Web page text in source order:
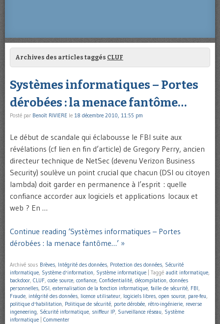
Archives des articles taggés CLUF
Systèmes informatiques – Portes
dérobées : la menace fantôme…
Posté par Benoît RIVIERE le 18 décembre 2010, 11:55 pm
Le début de scandale qui éclabousse le FBI suite aux
révélations (cf lien en fin d’article) de Gregory Perry, ancien
directeur technique de NetSec (devenu Verizon Business
Security) soulève un point crucial que chacun (DSI ou citoyen
lambda) doit garder en permanence à l’esprit : quelle
confiance accorder aux logiciels et applications locaux et
web ? En …
Continue reading ‘Systèmes informatiques – Portes
dérobées : la menace fantôme…’ »
Archivé sous Brèves, Intégrité des données, Protection des données, Sécurité
informatique, Système d'information, Système informatique Taggé audit informatique,
backdoor, CLUF, code source, confiance, Confidentialité, décompilation, données
personnelles, DSI, externalisation de la fonction informatique, faille de sécurité, FBI,
Fraude, intégrité des données, licence utilisateur, logiciels libres, open source, pare-feu,
politique d'habilitation, Politique de sécurité, porte dérobée, rétro-ingénierie, reverse
ingeneering, Sécurité informatique, sniffeur IP, Surveillance réseau, Système
informatique
Commenter